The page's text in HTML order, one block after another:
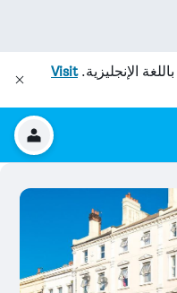
الإنجليزية.Visit